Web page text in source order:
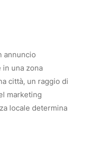
annuncio
una zona
città, un raggio di
marketing
locale determina